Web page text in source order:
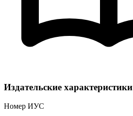
Издательские характеристики
Номер ИУС